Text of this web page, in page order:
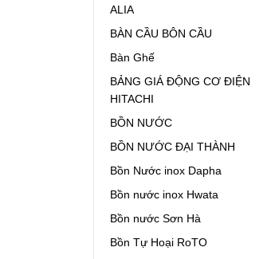
ALIA
BÀN CẦU BÔN CẦU
Bàn Ghế
BẢNG GIÁ ĐỘNG CƠ ĐIỆN
HITACHI
BỒN NƯỚC
BỒN NƯỚC ĐẠI THÀNH
Bồn Nước inox Dapha
Bồn nước inox Hwata
Bồn nước Sơn Hà
Bồn Tự Hoại RoTO